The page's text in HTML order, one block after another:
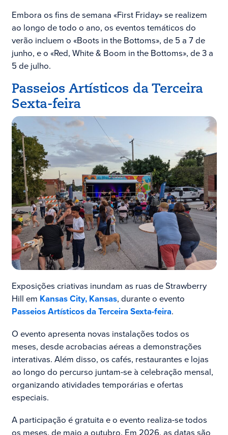
Embora os fins de semana «First Friday» se realizem
ao longo de todo o ano, os eventos temáticos do
verão incluem o «Boots in the Bottoms», de 5 a 7 de
junho, e o «Red, White & Boom in the Bottoms», de 3 a
5 de julho.
Passeios Artísticos da Terceira
Sexta-feira
Exposições criativas inundam as ruas de Strawberry
Hill em Kansas City, Kansas, durante o evento
Passeios Artísticos da Terceira Sexta-feira.
O evento apresenta novas instalações todos os
meses, desde acrobacias aéreas a demonstrações
interativas. Além disso, os cafés, restaurantes e lojas
ao longo do percurso juntam-se à celebração mensal,
organizando atividades temporárias e ofertas
especiais.
A participação é gratuita e o evento realiza-se todos